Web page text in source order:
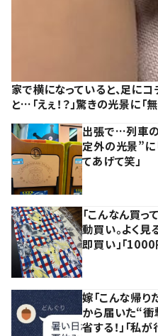
家で横になっていると、足に
と…「えぇ！？」驚きの光景に「
出張で…列車
定外の光景”に
てあげて笑」
「こんなん買
動買い。よく
即買い」「1000
嫁「こんな帰り
から届いた“
省する！」「私